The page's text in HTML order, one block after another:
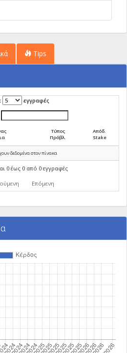
Tips
εγγραφές
Τύπος
Πρόβλ.
Απόδ.
Stake
δεδομένα στον πίνακα
0 έως 0 από 0 εγγραφές
Επόμενη